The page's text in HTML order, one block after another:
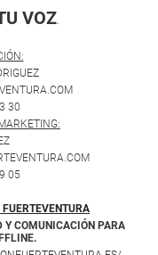
VOZ.
30
05
COMUNICACIÓN PARA